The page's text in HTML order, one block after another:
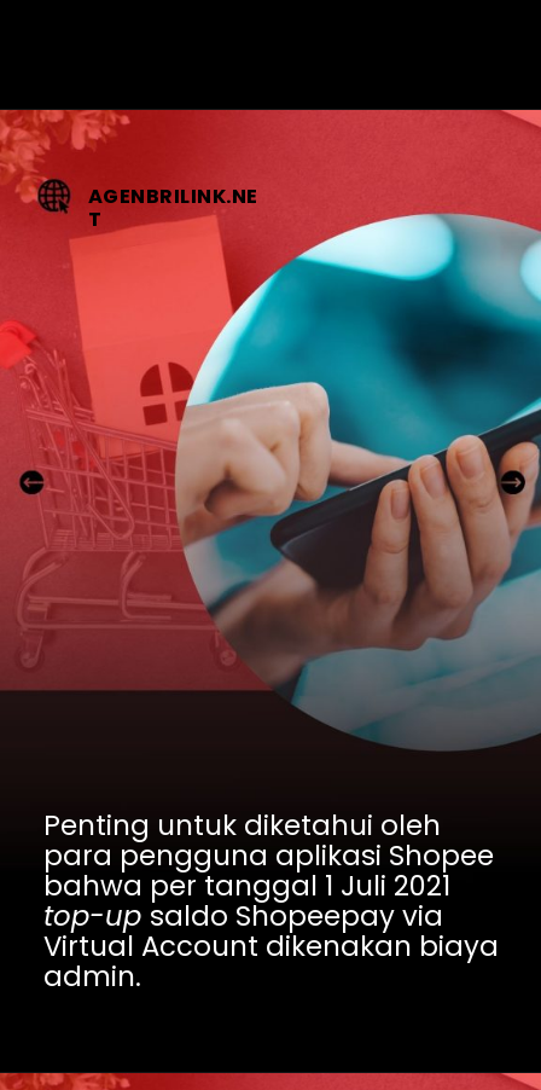
AGENBRILINK.NE
T
Penting untuk diketahui oleh
para pengguna aplikasi Shopee
top-up saldo Shopeepay via
Virtual Account dikenakan biaya
admin.